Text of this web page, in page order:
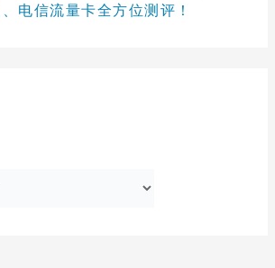
电信流量卡全方位测评！